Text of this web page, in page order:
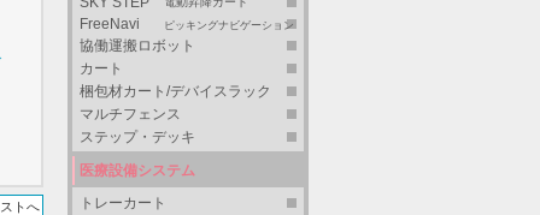
トへ
FreeNavi ピッキングナビゲーション
協働運搬ロボット
カート
梱包材カート/デバイスラック
マルチフェンス
ステップ・デッキ
医療設備システム
トレーカート